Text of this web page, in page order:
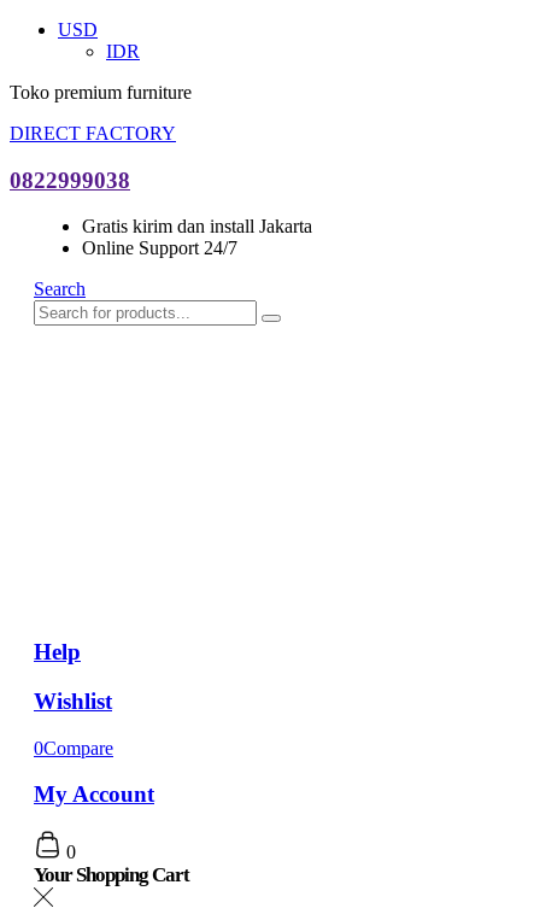
USD
IDR
Toko premium furniture
DIRECT FACTORY
0822999038
Gratis kirim dan install Jakarta
Online Support 24/7
Search
Help
Wishlist
0Compare
My Account
0
Your Shopping Cart